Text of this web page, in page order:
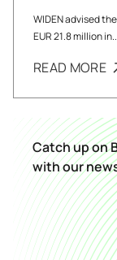
WIDEN advised
EUR 21.8 million
READ MORE
Catch up on
with our